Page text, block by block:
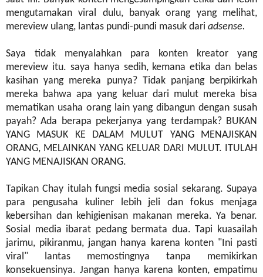
mengutamakan viral dulu, banyak orang yang melihat,
mereview ulang, lantas pundi-pundi masuk dari adsense.
Saya tidak menyalahkan para konten kreator yang
mereview itu. saya hanya sedih, kemana etika dan belas
kasihan yang mereka punya? Tidak panjang berpikirkah
mereka bahwa apa yang keluar dari mulut mereka bisa
mematikan usaha orang lain yang dibangun dengan susah
payah? Ada berapa pekerjanya yang terdampak? BUKAN
YANG MASUK KE DALAM MULUT YANG MENAJISKAN
ORANG, MELAINKAN YANG KELUAR DARI MULUT. ITULAH
YANG MENAJISKAN ORANG.
Tapikan Chay itulah fungsi media sosial sekarang. Supaya
para pengusaha kuliner lebih jeli dan fokus menjaga
kebersihan dan kehigienisan makanan mereka. Ya benar.
Sosial media ibarat pedang bermata dua. Tapi kuasailah
jarimu, pikiranmu, jangan hanya karena konten "Ini pasti
viral" lantas memostingnya tanpa memikirkan
konsekuensinya. Jangan hanya karena konten, empatimu